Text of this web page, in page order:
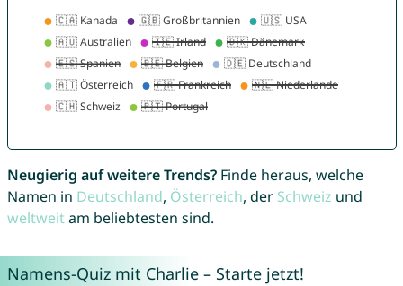
Neugierig auf weitere Trends?Finde heraus, welche
Namen in Deutschland, Österreich, der Schweiz und
weltweitam beliebtesten sind.
Namens-Quiz mit Charlie – Starte jetzt!